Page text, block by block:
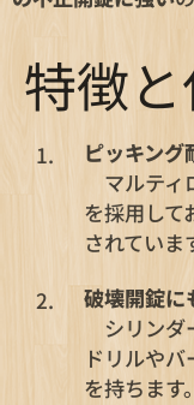
特徴
ピッキング
マルティ
を採用して
されていま
破壊開錠に
シリンダ
ドリルや
を持ちます。